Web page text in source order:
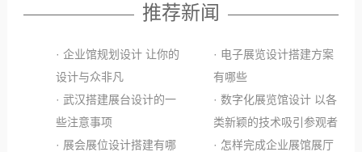
推荐新闻
· 企业馆规划设计 让你的
设计与众非凡
· 电子展览设计搭建方案
有哪些
· 武汉搭建展台设计的一
些注意事项
· 数字化展览馆设计 以各
类新颖的技术吸引参观者
· 展会展位设计搭建有哪
· 怎样完成企业展馆展厅